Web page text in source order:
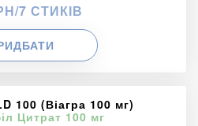
7 СТИКІВ
100 (Віагра 100 мг)
Цитрат 100 мг